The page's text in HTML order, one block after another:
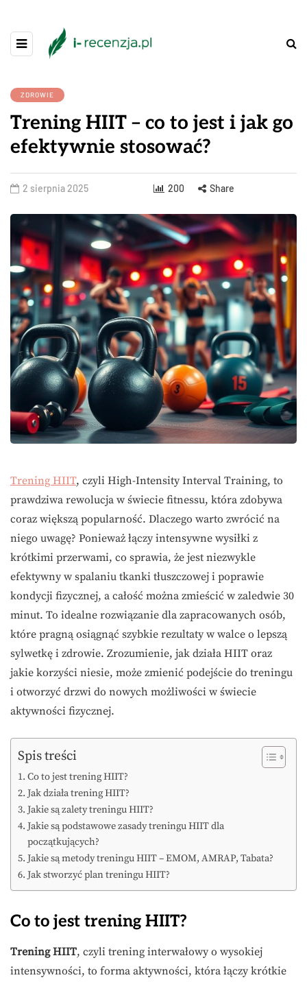
ZDROWIE
Trening HIIT – co to jest i jak go
efektywnie stosować?
2 sierpnia 2025 200 Share
Trening HIIT, czyli High-Intensity Interval Training, to
prawdziwa rewolucja w świecie fitnessu, która zdobywa
coraz większą popularność. Dlaczego warto zwrócić na
niego uwagę? Ponieważ łączy intensywne wysiłki z
krótkimi przerwami, co sprawia, że jest niezwykle
efektywny w spalaniu tkanki tłuszczowej i poprawie
kondycji fizycznej, a całość można zmieścić w zaledwie 30
minut. To idealne rozwiązanie dla zapracowanych osób,
które pragną osiągnąć szybkie rezultaty w walce o lepszą
sylwetkę i zdrowie. Zrozumienie, jak działa HIIT oraz
jakie korzyści niesie, może zmienić podejście do treningu
i otworzyć drzwi do nowych możliwości w świecie
aktywności fizycznej.
Spis treści
Co to jest trening HIIT?
Jak działa trening HIIT?
Jakie są zalety treningu HIIT?
Jakie są podstawowe zasady treningu HIIT dla
początkujących?
Jakie są metody treningu HIIT – EMOM, AMRAP, Tabata?
Jak stworzyć plan treningu HIIT?
Co to jest trening HIIT?
Trening HIIT, czyli trening interwałowy o wysokiej
intensywności, to forma aktywności, która łączy krótkie